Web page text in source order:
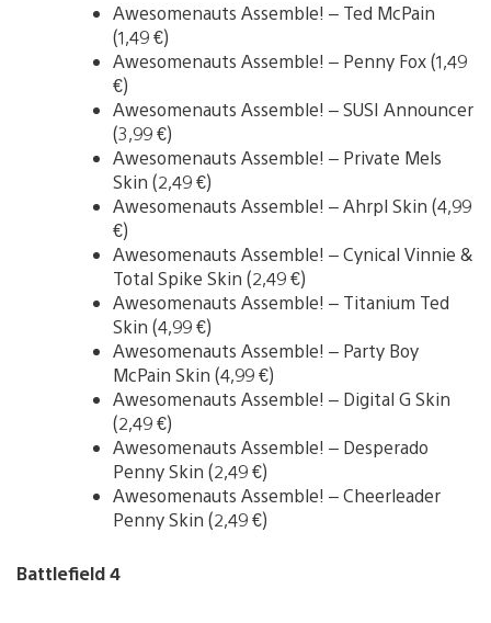
Awesomenauts Assemble! – Ted McPain
(1,49 €)
Awesomenauts Assemble! – Penny Fox (1,49
€)
Awesomenauts Assemble! – SUSI Announcer
(3,99 €)
Awesomenauts Assemble! – Private Mels
Skin (2,49 €)
Awesomenauts Assemble! – Ahrpl Skin (4,99
€)
Awesomenauts Assemble! – Cynical Vinnie &
Total Spike Skin (2,49 €)
Awesomenauts Assemble! – Titanium Ted
Skin (4,99 €)
Awesomenauts Assemble! – Party Boy
McPain Skin (4,99 €)
Awesomenauts Assemble! – Digital G Skin
(2,49 €)
Awesomenauts Assemble! – Desperado
Penny Skin (2,49 €)
Awesomenauts Assemble! – Cheerleader
Penny Skin (2,49 €)
Battlefield 4